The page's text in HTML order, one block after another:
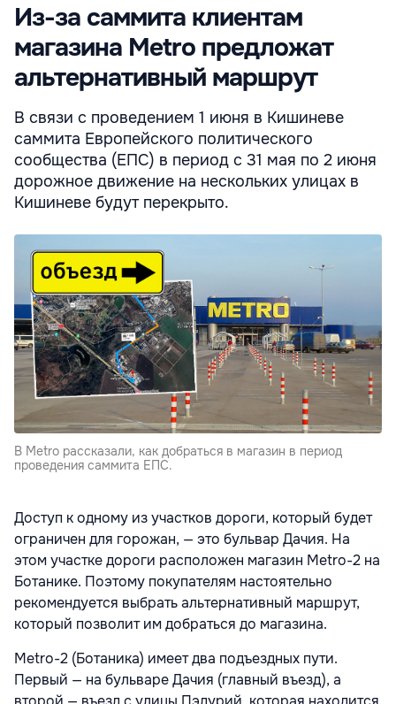
Из-за саммита клиентам
магазина Metro предложат
альтернативный маршрут
В связи с проведением 1 июня в Кишиневе
саммита Европейского политического
сообщества (ЕПС) в период с 31 мая по 2 июня
дорожное движение на нескольких улицах в
Кишиневе будут перекрыто.
В Metro рассказали, как добраться в магазин в период
проведения саммита ЕПС.
Доступ к одному из участков дороги, который будет
ограничен для горожан, — это бульвар Дачия. На
этом участке дороги расположен магазин Metro-2 на
Ботанике. Поэтому покупателям настоятельно
рекомендуется выбрать альтернативный маршрут,
который позволит им добраться до магазина.
Metro-2 (Ботаника) имеет два подъездных пути.
Первый — на бульваре Дачия (главный въезд), а